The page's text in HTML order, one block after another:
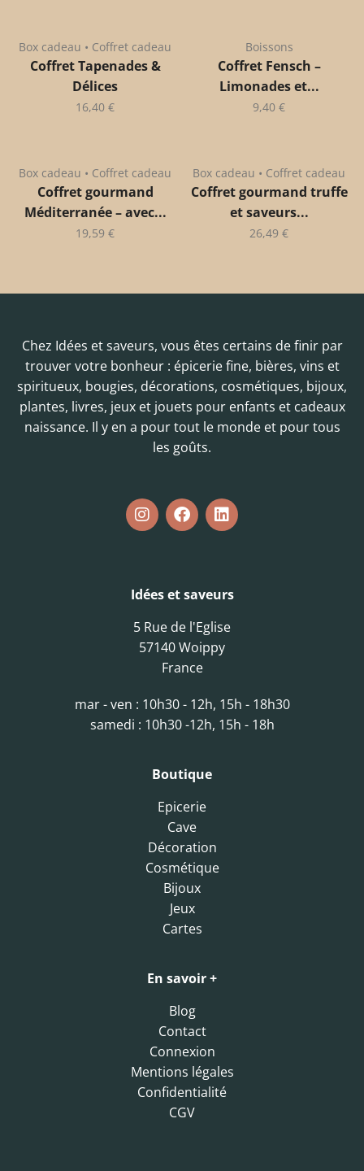
Box cadeau • Coffret cadeau
Coffret Tapenades &
Délices
16,40 €
Boissons
Coffret Fensch –
Limonades et...
9,40 €
Box cadeau • Coffret cadeau
Coffret gourmand
Méditerranée – avec...
19,59 €
Box cadeau • Coffret cadeau
Coffret gourmand truffe
et saveurs...
26,49 €
Chez Idées et saveurs, vous êtes certains de finir par
trouver votre bonheur : épicerie fine, bières, vins et
spiritueux, bougies, décorations, cosmétiques, bijoux,
plantes, livres, jeux et jouets pour enfants et cadeaux
naissance. Il y en a pour tout le monde et pour tous
les goûts.
Idées et saveurs
5 Rue de l'Eglise
57140 Woippy
France
mar - ven : 10h30 - 12h, 15h - 18h30
samedi : 10h30 -12h, 15h - 18h
Boutique
Epicerie
Cave
Décoration
Cosmétique
Bijoux
Jeux
Cartes
En savoir +
Blog
Contact
Connexion
Mentions légales
Confidentialité
CGV